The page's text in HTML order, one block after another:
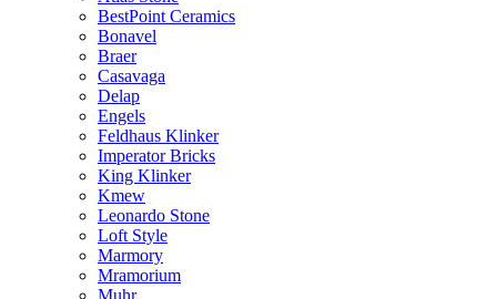
BestPoint Ceramics
Bonavel
Braer
Casavaga
Delap
Engels
Feldhaus Klinker
Imperator Bricks
King Klinker
Kmew
Leonardo Stone
Loft Style
Marmory
Mramorium
Muhr